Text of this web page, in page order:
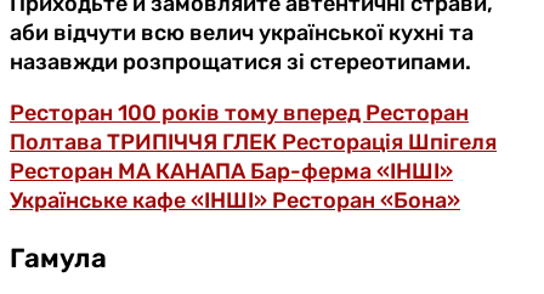
аби відчути всю велич української кухні та
назавжди розпрощатися зі стереотипами.
Ресторан 100 років тому вперед Ресторан
ПолтаваТРИПІЧЧЯ ГЛЕК Ресторація Шпігеля
Ресторан МАКАНАПАБар-ферма «ІНШІ»
Українське кафе «ІНШІ» Ресторан «Бона»
Гамула